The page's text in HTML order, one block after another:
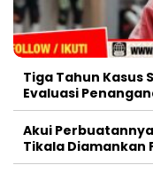
Tiga Tahun Kasus
Evaluasi
Akui
Tikala Diamankan